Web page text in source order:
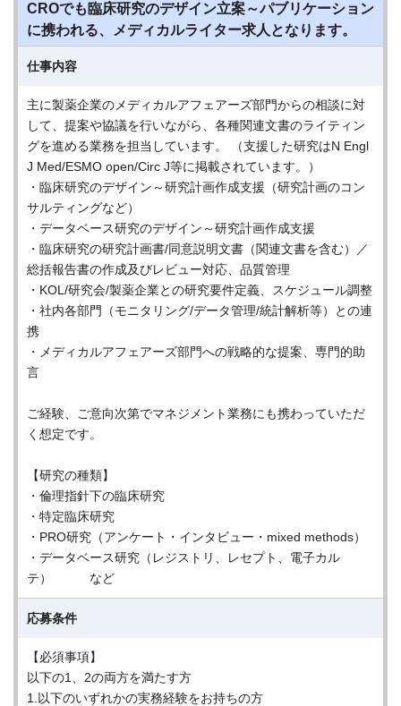
CROでも臨床研究のデザイン立案～パブリケーション
に携われる、メディカルライター求人となります。
仕事内容
主に製薬企業のメディカルアフェアーズ部門からの相談に対
して、提案や協議を行いながら、各種関連文書のライティン
グを進める業務を担当しています。 （支援した研究はN Engl
J Med/ESMO open/Circ J等に掲載されています。）
・臨床研究のデザイン～研究計画作成支援（研究計画のコン
サルティングなど）
・データベース研究のデザイン～研究計画作成支援
・臨床研究の研究計画書/同意説明文書（関連文書を含む）／
総括報告書の作成及びレビュー対応、品質管理
・KOL/研究会/製薬企業との研究要件定義、スケジュール調整
・社内各部門（モニタリング/データ管理/統計解析等）との連
携
・メディカルアフェアーズ部門への戦略的な提案、専門的助
言
ご経験、ご意向次第でマネジメント業務にも携わっていただ
く想定です。
【研究の種類】
・倫理指針下の臨床研究
・特定臨床研究
・PRO研究（アンケート・インタビュー・mixed methods）
・データベース研究（レジストリ、レセプト、電子カル
テ） など
応募条件
【必須事項】
以下の1、2の両方を満たす方
1.以下のいずれかの実務経験をお持ちの方